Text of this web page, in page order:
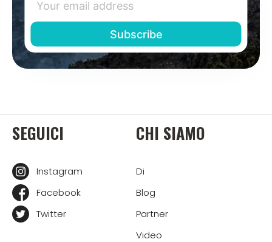
SEGUICI
Instagram
Facebook
Twitter
CHI SIAMO
Di
Blog
Partner
Video